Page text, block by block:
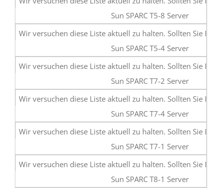
Sun SPARC T5-8 Server
Sun SPARC T5-4 Server
Sun SPARC T7-2 Server
Sun SPARC T7-4 Server
Sun SPARC T7-1 Server
Sun SPARC T8-1 Server